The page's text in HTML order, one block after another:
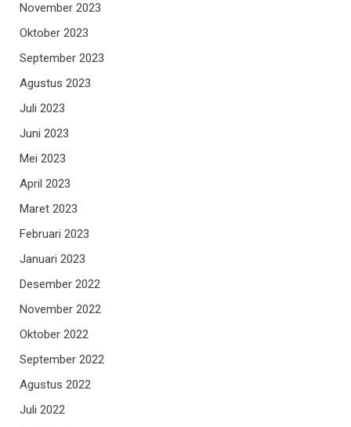
November 2023
Oktober 2023
September 2023
Agustus 2023
Juli 2023
Juni 2023
Mei 2023
April 2023
Maret 2023
Februari 2023
Januari 2023
Desember 2022
November 2022
Oktober 2022
September 2022
Agustus 2022
Juli 2022